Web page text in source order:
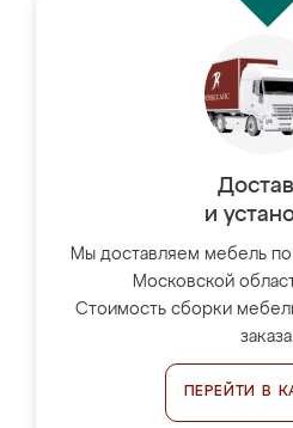
и
Мы доставляем мебель
Московской
Стоимость сборки
заказа.
ПЕРЕЙТИ В